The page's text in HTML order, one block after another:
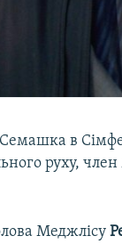
в
руху,
Меджлісу